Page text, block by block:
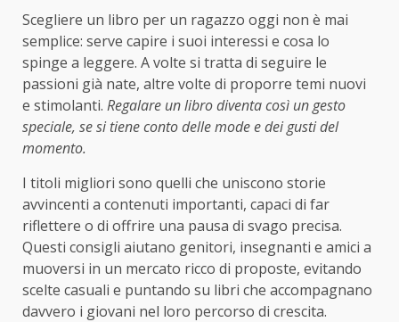
Scegliere un libro per un ragazzo oggi non è mai
semplice: serve capire i suoi interessi e cosa lo
spinge a leggere. A volte si tratta di seguire le
passioni già nate, altre volte di proporre temi nuovi
e stimolanti. Regalare un libro diventa così un gesto
speciale, se si tiene conto delle mode e dei gusti del
momento.
I titoli migliori sono quelli che uniscono storie
avvincenti a contenuti importanti, capaci di far
riflettere o di offrire una pausa di svago precisa.
Questi consigli aiutano genitori, insegnanti e amici a
muoversi in un mercato ricco di proposte, evitando
scelte casuali e puntando su libri che accompagnano
davvero i giovani nel loro percorso di crescita.